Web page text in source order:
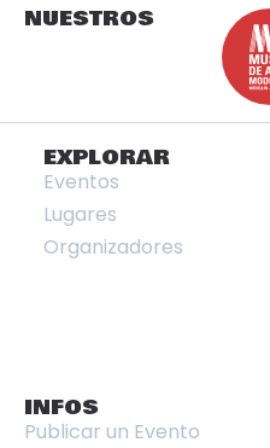
NUESTROS
EXPLORAR
Eventos
Lugares
Organizadores
INFOS
Publicar un Evento